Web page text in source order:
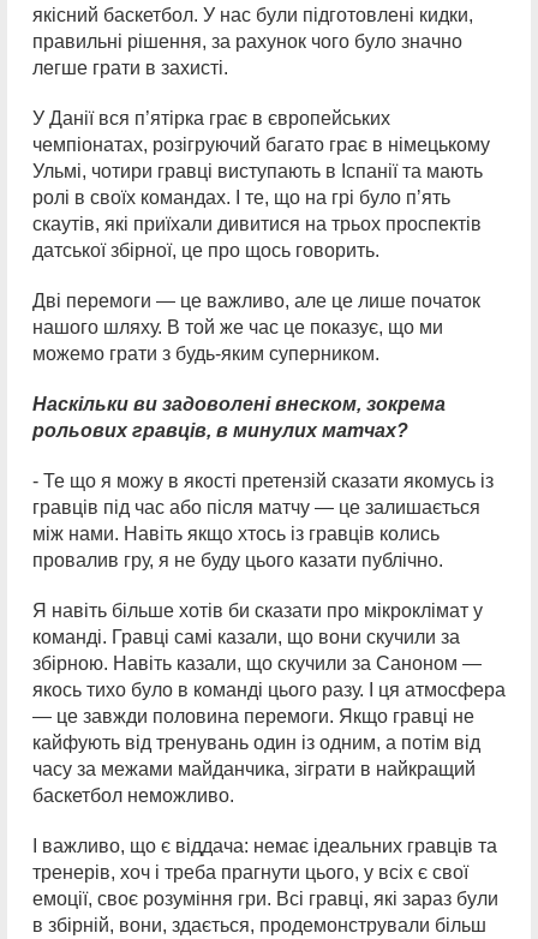
якісний баскетбол. У нас були підготовлені кидки,
правильні рішення, за рахунок чого було значно
легше грати в захисті.
У Данії вся п’ятірка грає в європейських
чемпіонатах, розігруючий багато грає в німецькому
Ульмі, чотири гравці виступають в Іспанії та мають
ролі в своїх командах. І те, що на грі було пʼять
скаутів, які приїхали дивитися на трьох проспектів
датської збірної, це про щось говорить.
Дві перемоги — це важливо, але це лише початок
нашого шляху. В той же час це показує, що ми
можемо грати з будь-яким суперником.
Наскільки ви задоволені внеском, зокрема
рольових гравців, в минулих матчах?
- Те що я можу в якості претензій сказати якомусь із
гравців під час або після матчу — це залишається
між нами. Навіть якщо хтось із гравців колись
провалив гру, я не буду цього казати публічно.
Я навіть більше хотів би сказати про мікроклімат у
команді. Гравці самі казали, що вони скучили за
збірною. Навіть казали, що скучили за Саноном —
якось тихо було в команді цього разу. І ця атмосфера
— це завжди половина перемоги. Якщо гравці не
кайфують від тренувань один із одним, а потім від
часу за межами майданчика, зіграти в найкращий
баскетбол неможливо.
І важливо, що є віддача: немає ідеальних гравців та
тренерів, хоч і треба прагнути цього, у всіх є свої
емоції, своє розуміння гри. Всі гравці, які зараз були
в збірній, вони, здається, продемонстрували більш